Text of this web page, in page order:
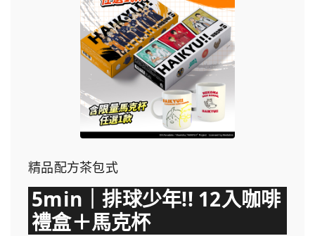
精品配方茶包式
5min｜排球少年!! 12入咖啡
禮盒＋馬克杯